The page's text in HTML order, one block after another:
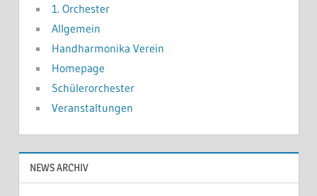
1. Orchester
Allgemein
Handharmonika Verein
Homepage
Schülerorchester
Veranstaltungen
NEWS ARCHIV